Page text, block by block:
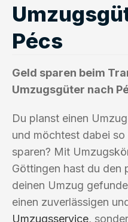
Pécs
Geld sparen beim
Umzugsgüter nach
Du planst einen
und möchtest dabei
sparen? Mit
Göttingen hast du den
deinen Umzug
einen zuverlässigen
Umzugsservice,